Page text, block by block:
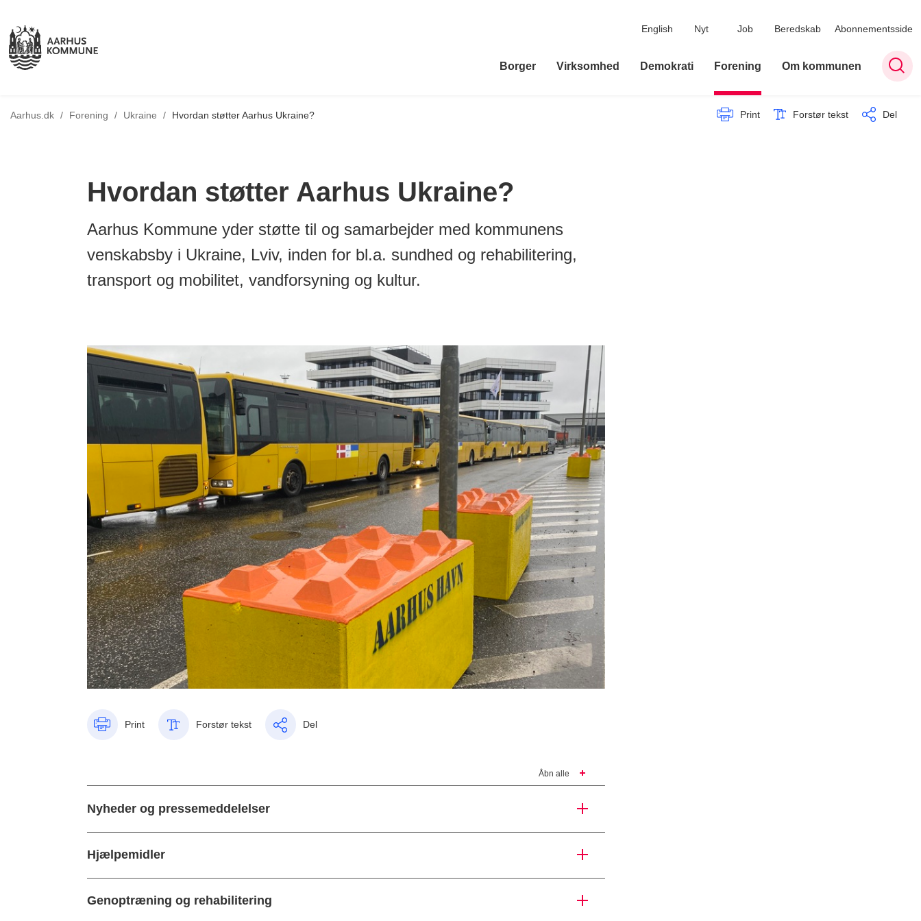
English Nyt Job Beredskab Abonnementsside
Borger Virksomhed Demokrati Forening Om kommunen
Aarhus.dk / Forening / Tilbage til
Ukraine / Hvordan støtter Aarhus Ukraine? Print Forstør tekst Del
Hvordan støtter Aarhus Ukraine?
Aarhus Kommune yder støtte til og samarbejder med kommunens
venskabsby i Ukraine, Lviv, inden for bl.a. sundhed og rehabilitering,
transport og mobilitet, vandforsyning og kultur.
Print Forstør tekst Del
Åbn alle
Nyheder og pressemeddelelser
Hjælpemidler
Genoptræning og rehabilitering